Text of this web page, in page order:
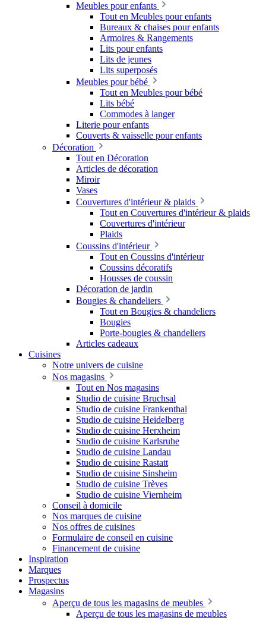
Meubles pour enfants
Tout en Meubles pour enfants
Bureaux & chaises pour enfants
Armoires & Rangements
Lits pour enfants
Lits de jeunes
Lits superposés
Meubles pour bébé
Tout en Meubles pour bébé
Lits bébé
Commodes à langer
Literie pour enfants
Couverts & vaisselle pour enfants
Décoration
Tout en Décoration
Articles de décoration
Miroir
Vases
Couvertures d'intérieur & plaids
Tout en Couvertures d'intérieur & plaids
Couvertures d'intérieur
Plaids
Coussins d'intérieur
Tout en Coussins d'intérieur
Coussins décoratifs
Housses de coussin
Décoration de jardin
Bougies & chandeliers
Tout en Bougies & chandeliers
Bougies
Porte-bougies & chandeliers
Articles cadeaux
Cuisines
Notre univers de cuisine
Nos magasins
Tout en Nos magasins
Studio de cuisine Bruchsal
Studio de cuisine Frankenthal
Studio de cuisine Heidelberg
Studio de cuisine Herxheim
Studio de cuisine Karlsruhe
Studio de cuisine Landau
Studio de cuisine Rastatt
Studio de cuisine Sinsheim
Studio de cuisine Trèves
Studio de cuisine Viernheim
Conseil à domicile
Nos marques de cuisine
Nos offres de cuisines
Formulaire de conseil en cuisine
Financement de cuisine
Inspiration
Marques
Prospectus
Magasins
Aperçu de tous les magasins de meubles
Aperçu de tous les magasins de meubles